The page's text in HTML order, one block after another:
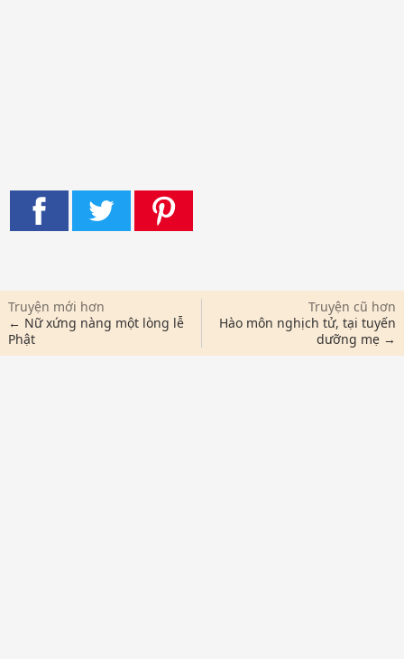
Truyện mới hơn
← Nữ xứng nàng một lòng lễ
Phật
Truyện cũ hơn
Hào môn nghịch tử, tại tuyến
dưỡng mẹ →